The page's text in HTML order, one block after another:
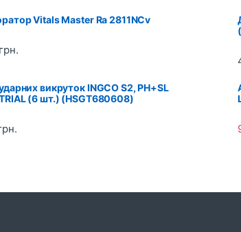
Vitals Master Ra 2811NCv
грн.
викруток INGCO S2, PH+SL
(6 шт.) (HSGT680608)